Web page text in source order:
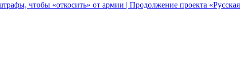
чтобы «откосить» от армии | Продолжение проекта «Русская